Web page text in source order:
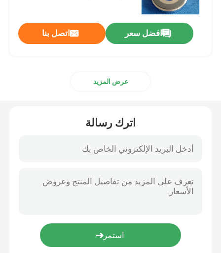
افضل سعر اتصل بنا
عرض المزيد
اترك رسالة